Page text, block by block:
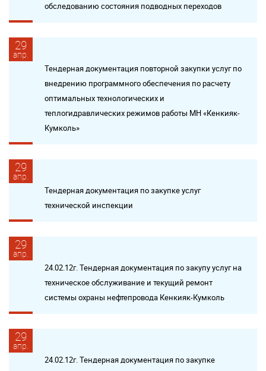
обследованию состояния подводных переходов
29
апр.
Тендерная документация повторной закупки услуг по
внедрению программного обеспечения по расчету
оптимальных технологических и
теплогидравлических режимов работы МН «Кенкияк-
Кумколь»
29
апр.
Тендерная документация по закупке услуг
технической инспекции
29
апр.
24.02.12г. Тендерная документация по закупу услуг на
техническое обслуживание и текущий ремонт
системы охраны нефтепровода Кенкияк-Кумколь
29
апр.
24.02.12г. Тендерная документация по закупке